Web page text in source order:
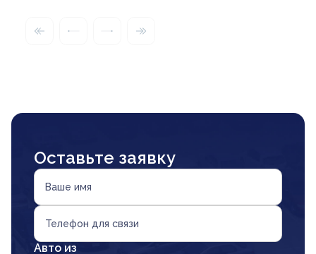
Оставьте заявку
Ваше имя
Телефон для связи
Авто из